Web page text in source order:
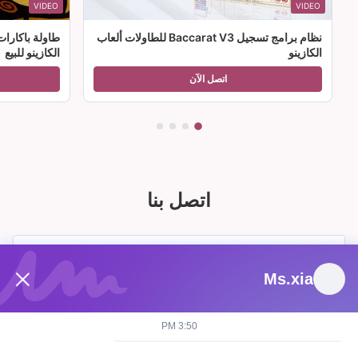
VIDEO
نظام برامج تسجيل Baccarat V3 للطاولات ألعاب
الكازينو
اتصل الآن
VIDEO
طاولة
الكازينو للبيع
اتصل بنا
Ms.xia
3:50 PM